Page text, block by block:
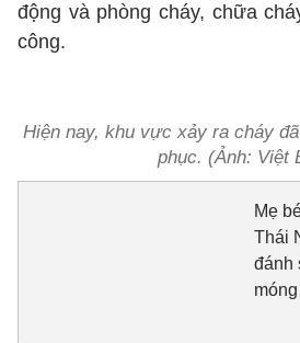
động và phòng cháy, chữa
công.
Hiện nay, khu vực xảy ra cháy
phục. (Ảnh: Việt
Mẹ
Thái
đánh